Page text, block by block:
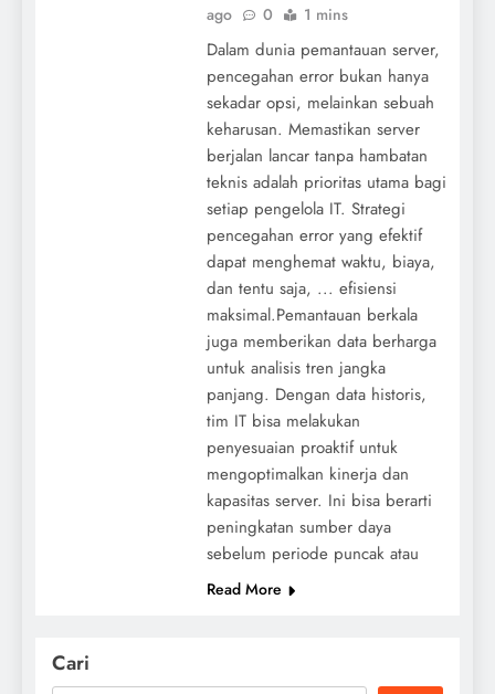
ago
0 1 mins
Dalam dunia pemantauan server,
pencegahan error bukan hanya
sekadar opsi, melainkan sebuah
keharusan. Memastikan server
berjalan lancar tanpa hambatan
teknis adalah prioritas utama bagi
setiap pengelola IT. Strategi
pencegahan error yang efektif
dapat menghemat waktu, biaya,
dan tentu saja, ... efisiensi
maksimal.Pemantauan berkala
juga memberikan data berharga
untuk analisis tren jangka
panjang. Dengan data historis,
tim IT bisa melakukan
penyesuaian proaktif untuk
mengoptimalkan kinerja dan
kapasitas server. Ini bisa berarti
peningkatan sumber daya
sebelum periode puncak atau
Read More
Cari